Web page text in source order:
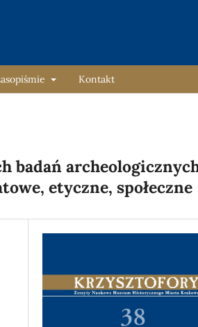
Kontakt
badań
etyczne, społeczne